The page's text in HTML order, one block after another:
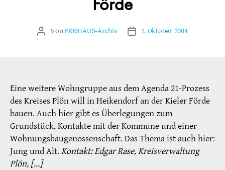
Förde
Beitragsautor
VonFREIHAUS-Archiv Veröffentlichungsdatum
1. Oktober 2004
Eine weitere Wohngruppe aus dem Agenda 21-Prozess
des Kreises Plön will in Heikendorf an der Kieler Förde
bauen. Auch hier gibt es Überlegungen zum
Grundstück, Kontakte mit der Kommune und einer
Wohnungsbaugenossenschaft. Das Thema ist auch hier:
Jung und Alt.Kontakt: Edgar Rase, Kreisverwaltung
Plön, […]